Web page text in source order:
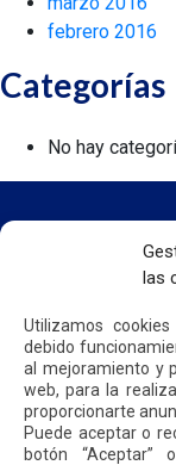
las
Utilizamos
debido
al mejoramiento y
web, para la
proporcionarte
Puede aceptar o
botón “Aceptar”
febrero 2016
Categorías
No hay
POLÍTICA